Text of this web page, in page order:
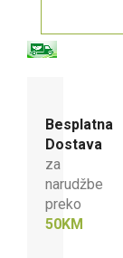
Besplatna
Dostava
za
narudžbe
preko
50KM